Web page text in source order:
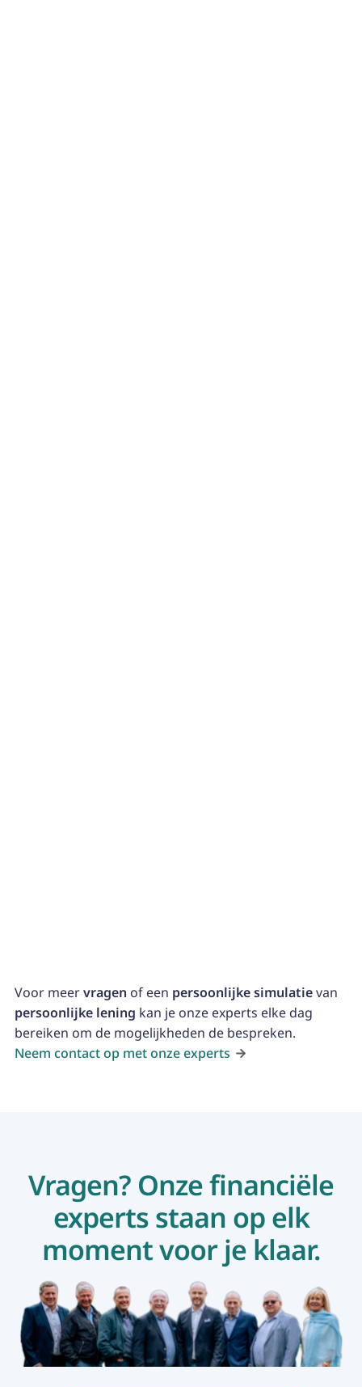
Voor meervragen of een persoonlijke simulatievan
persoonlijke lening kan je onze experts elke dag
bereiken om de mogelijkheden de bespreken.
Neem contact op met onze experts
Vragen? Onze financiële
experts staan op elk
moment voor je klaar.